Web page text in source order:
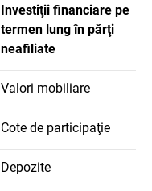
Investiţii financiare pe
termen lung în părţi
neafiliate
Valori mobiliare
Cote de participaţie
Depozite